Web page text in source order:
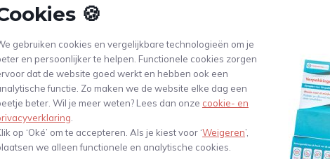
🍪
gebruiken cookies en vergelijkbare technologieën om je
en persoonlijker te helpen. Functionele cookies zorgen
dat de website goed werkt en hebben ook een
functie. Zo maken we de website elke dag een
beter. Wil je meer weten? Lees dan onze cookie- en
op ‘Oké’ om te accepteren. Als je kiest voor ‘Weigeren’,
we alleen functionele en analytische cookies.